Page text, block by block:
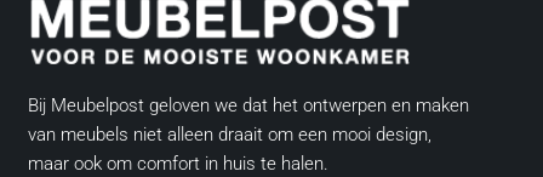
Bij Meubelpost geloven we dat het ontwerpen en maken
van meubels niet alleen draait om een mooi design,
maar ook om comfort in huis te halen.